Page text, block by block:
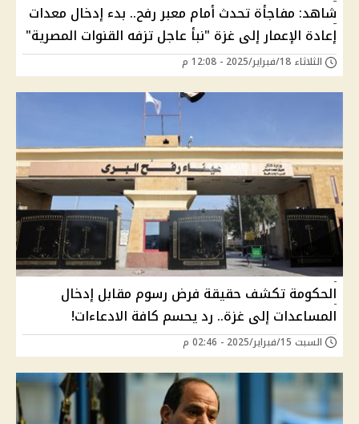
شاهد: مفاجأة تحدث أمام معبر رفح.. بدء إدخال معدات
إعادة الإعمار إلى غزة "نبأ عاجل تزفه القنوات المصرية"
الثلاثاء 18/فبراير/2025 - 12:08 م
الحكومة تكشف حقيقة فرض رسوم مقابل إدخال
المساعدات إلى غزة.. رد يحسم كافة الادعاءات!
السبت 15/فبراير/2025 - 02:46 م